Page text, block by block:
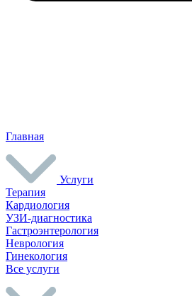
Главная
Услуги
Терапия
Кардиология
УЗИ-диагностика
Гастроэнтерология
Неврология
Гинекология
Все услуги